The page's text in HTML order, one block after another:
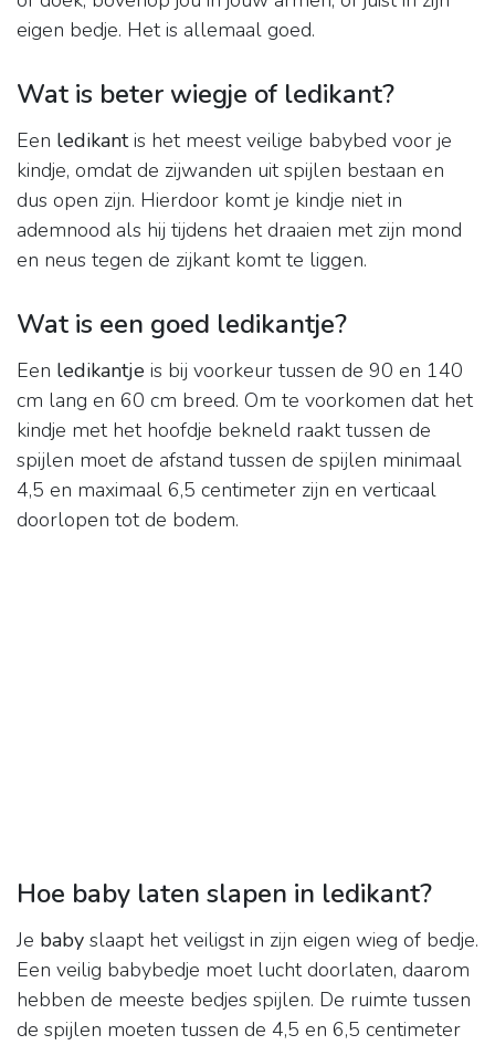
eigen bedje. Het is allemaal goed.
Wat is beter wiegje of ledikant?
Een ledikantis het meest veilige babybed voor je
kindje, omdat de zijwanden uit spijlen bestaan en
dus open zijn. Hierdoor komt je kindje niet in
ademnood als hij tijdens het draaien met zijn mond
en neus tegen de zijkant komt te liggen.
Wat is een goed ledikantje?
Een ledikantje is bij voorkeur tussen de 90 en 140
cm lang en 60 cm breed. Om te voorkomen dat het
kindje met het hoofdje bekneld raakt tussen de
spijlen moet de afstand tussen de spijlen minimaal
4,5 en maximaal 6,5 centimeter zijn en verticaal
doorlopen tot de bodem.
Hoe baby laten slapen in ledikant?
Je baby slaapt het veiligst in zijn eigen wieg of bedje.
Een veilig babybedje moet lucht doorlaten, daarom
hebben de meeste bedjes spijlen. De ruimte tussen
de spijlen moeten tussen de 4,5 en 6,5 centimeter